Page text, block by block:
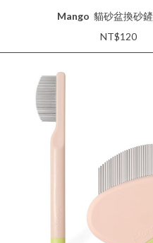
Mango 貓砂盆換砂
NT$120